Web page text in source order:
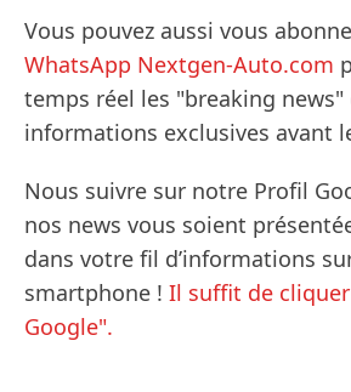
Vous pouvez aussi vous
WhatsApp Nextgen-Auto.com
temps réel les "breaking news"
informations exclusives avant
Nous suivre sur notre Profil
nos news vous soient
dans votre fil d’informations
smartphone ! Il suffit de
Google".